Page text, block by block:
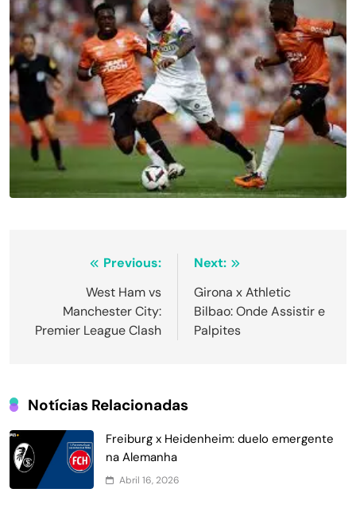
Navegação
Post
Previous:
West Ham vs
Manchester City:
Premier League Clash
Next:
Girona x Athletic
Bilbao: Onde Assistir e
Palpites
Notícias Relacionadas
Freiburg x Heidenheim: duelo emergente
na Alemanha
Abril 16, 2026